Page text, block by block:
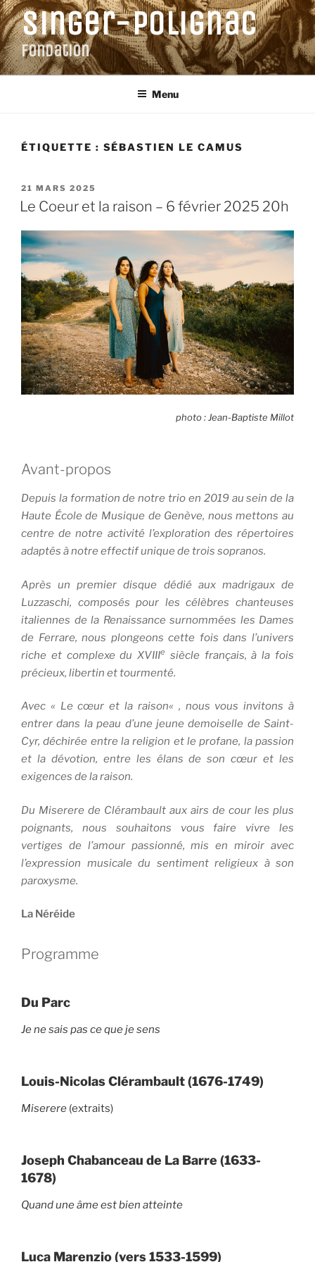
Aller
au
contenu
principal
Singer-Polignac
Fondation
Menu
ÉTIQUETTE : SÉBASTIEN LE CAMUS
PUBLIÉ
LE
21 MARS 2025
Le Coeur et la raison – 6 février 2025 20h
photo : Jean-Baptiste Millot
Avant-propos
Depuis la formation de notre trio en 2019 au sein de la
Haute École de Musique de Genève, nous mettons au
centre de notre activité l’exploration des répertoires
adaptés à notre effectif unique de trois sopranos.
Après un premier disque dédié aux madrigaux de
Luzzaschi, composés pour les célèbres chanteuses
italiennes de la Renaissance surnommées les Dames
de Ferrare, nous plongeons cette fois dans l’univers
riche et complexe du XVIIIe siècle français, à la fois
précieux, libertin et tourmenté.
Avec « Le cœur et la raison« , nous vous invitons à
entrer dans la peau d’une jeune demoiselle de Saint-
Cyr, déchirée entre la religion et le profane, la passion
et la dévotion, entre les élans de son cœur et les
exigences de la raison.
Du Miserere de Clérambault aux airs de cour les plus
poignants, nous souhaitons vous faire vivre les
vertiges de l’amour passionné, mis en miroir avec
l’expression musicale du sentiment religieux à son
paroxysme.
La Néréide
Programme
Du Parc
Je ne sais pas ce que je sens
Louis-Nicolas Clérambault (1676-1749)
Miserere (extraits)
Joseph Chabanceau de La Barre (1633-
1678)
Quand une âme est bien atteinte
Luca Marenzio (vers 1533-1599)